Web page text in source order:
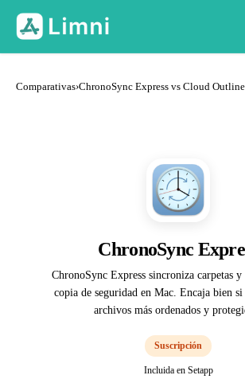
Comparativas›ChronoSync Express vs Cloud
ChronoSync
ChronoSync Express sincroniza carpetas y
copia de seguridad en Mac. Encaja bien si
archivos más ordenados y
Suscripción
Incluida en Setapp